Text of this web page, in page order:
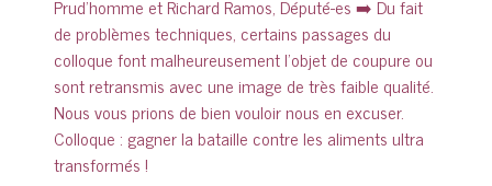
Colloque : gagner la bataille contre les aliments ultra
transformés !